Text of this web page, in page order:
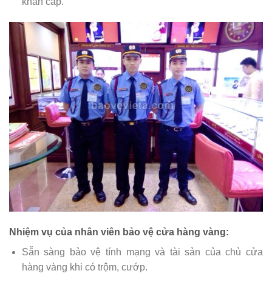
Nhiệm vụ của nhân viên bảo vệ cửa hàng vàng:
Sẵn sàng bảo vệ tính mạng và tài sản của chủ cửa
hàng vàng khi có trộm, cướp.